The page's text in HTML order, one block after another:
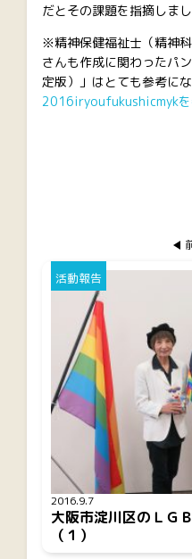
だとその課題を指摘しまし
※精神保健福祉士（精神
さんも作成に関わったパ
定版）」はとても参考にな
2016iryoufukushicmyk
2016.9.7
活動報告
大阪市淀川区のＬＧ
（１）